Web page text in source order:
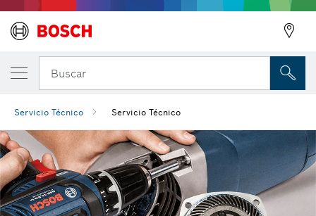
Buscar
Servicio Técnico Servicio Técnico